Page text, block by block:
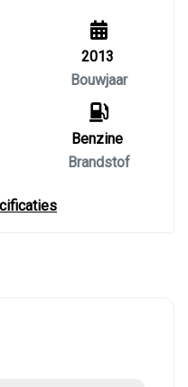
2013
Bouwjaar
Benzine
Brandstof